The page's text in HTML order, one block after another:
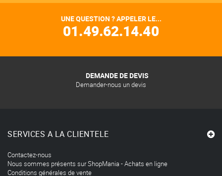
UNE QUESTION ? APPELER LE...
01.49.62.14.40
DEMANDE DE DEVIS
Demander-nous un devis
SERVICES A LA CLIENTELE
Contactez-nous
Nous sommes présents sur ShopMania - Achats en ligne
Conditions générales de vente